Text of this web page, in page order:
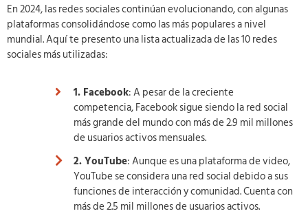
En 2024, las redes sociales continúan evolucionando, con algunas
plataformas consolidándose como las más populares a nivel
mundial. Aquí te presento una lista actualizada de las 10 redes
sociales más utilizadas:
1. Facebook: A pesar de la creciente
competencia, Facebook sigue siendo la red social
más grande del mundo con más de 2.9 mil millones
de usuarios activos mensuales.
2. YouTube: Aunque es una plataforma de video,
YouTube se considera una red social debido a sus
funciones de interacción y comunidad. Cuenta con
más de 2.5 mil millones de usuarios activos.